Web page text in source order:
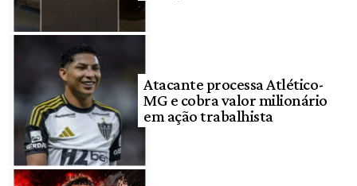
Atacante processa Atlético-
MG e cobra valor milionário
em ação trabalhista